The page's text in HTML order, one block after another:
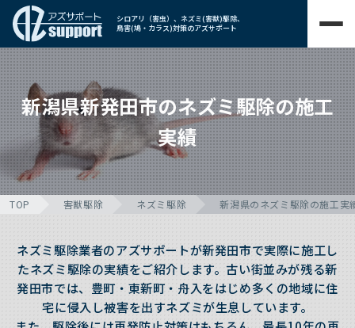
シロアリ（害虫）、ネズミ(害獣)駆除、
鳥害(鳩・カラス)対策のアズサポート
新潟県新発田市のネズミ駆除の施工
実績
TOP 害獣駆除 ネズミ駆除 新潟県のネズミ駆除の施工実
ネズミ駆除業者のアズサポートが新発田市で実際に施工し
たネズミ駆除の実績をご紹介します。古い街並みが残る新
発田市では、豊町・東新町・舟入をはじめ多くの地域に住
宅に侵入し被害を出すネズミが生息しています。